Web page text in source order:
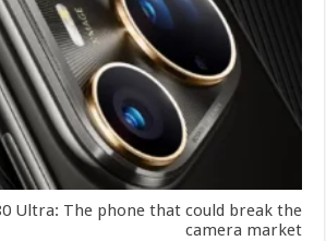
Ultra: The phone that could break the
camera market